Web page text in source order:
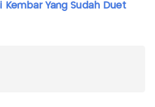
Kembar Yang Sudah Duet